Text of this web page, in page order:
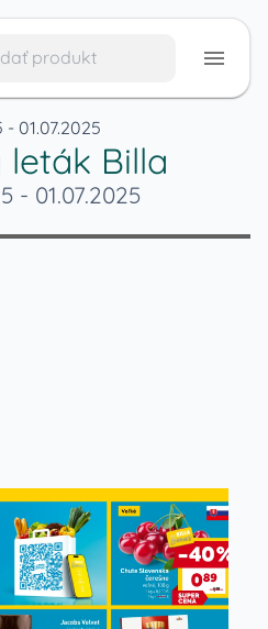
01.07.2025
leták Billa
- 01.07.2025